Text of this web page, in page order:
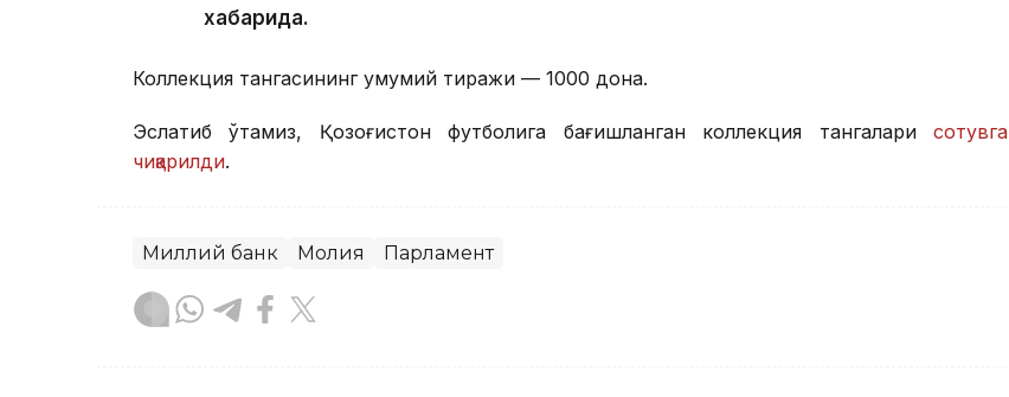
хабарида.
Коллекция тангасининг умумий тиражи — 1000 дона.
Эслатиб ўтамиз, Қозоғистон футболига бағишланган коллекция тангалари сотувга
чиқарилди.
Миллий банк Молия Парламент